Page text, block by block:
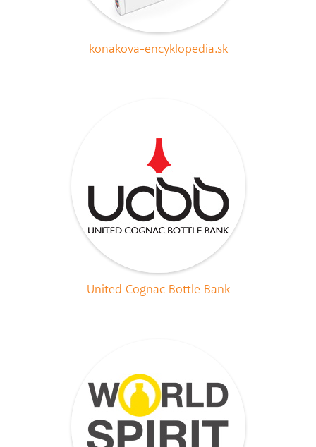
konakova-encyklopedia.sk
United Cognac Bottle Bank